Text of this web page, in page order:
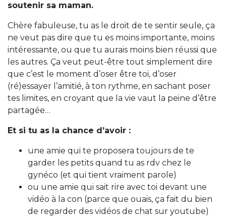
soutenir sa maman.
Chère fabuleuse, tu as le droit de te sentir seule, ça
ne veut pas dire que tu es moins importante, moins
intéressante, ou que tu aurais moins bien réussi que
les autres. Ça veut peut-être tout simplement dire
que c’est le moment d’oser être toi, d’oser
(ré)essayer l’amitié, à ton rythme, en sachant poser
tes limites, en croyant que la vie vaut la peine d’être
partagée…
Et si tu as la chance d’avoir :
une amie qui te proposera toujours de te
garder les petits quand tu as rdv chez le
gynéco (et qui tient vraiment parole)
ou une amie qui sait rire avec toi devant une
vidéo à la con (parce que ouais, ça fait du bien
de regarder des vidéos de chat sur youtube)